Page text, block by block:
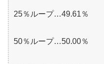
25％ループ…49.61％
50％ループ…50.00％